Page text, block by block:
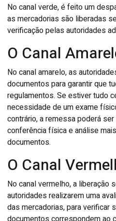
No canal verde, é feito um
as mercadorias são liberadas
verificação pelas autoridades
O Canal
No canal amarelo, as
documentos para garantir que
regulamentos. Se estiver tudo
necessidade de um exame
contrário, a remessa poderá
conferência física e análise
documentos.
O Canal
No canal vermelho, a liberação
autoridades realizarem uma
das mercadorias, para verificar